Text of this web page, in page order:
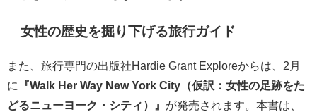
女性の歴史を掘り下げる旅行ガイド
また、旅行専門の出版社Hardie Grant Exploreからは、2月
に
『Walk Her Way New York City（仮訳：女性の足跡をた
どるニューヨーク・シティ）』 が発売されます。本書は、